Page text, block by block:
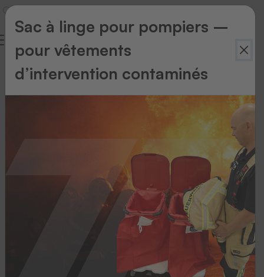
Retour
Sac à linge pour pompiers –
pour vêtements
d’intervention contaminés